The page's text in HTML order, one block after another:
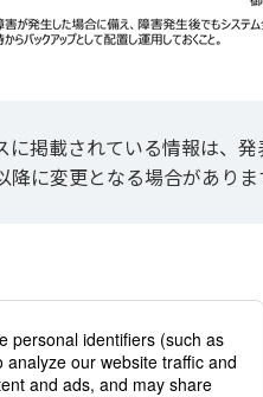
に掲載されている情報は、発
降に変更となる場合がありま